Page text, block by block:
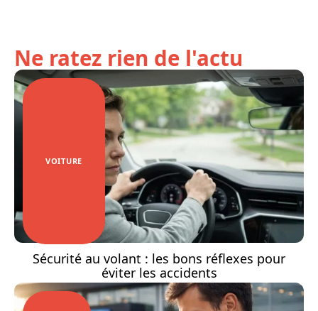
Ne ratez rien de l'actu
VOITURE
Sécurité au volant : les bons réflexes pour
éviter les accidents